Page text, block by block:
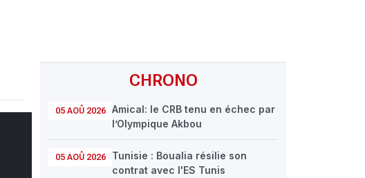
CHRONO
05 AOÛ 2026
Amical: le CRB tenu en échec par
l’Olympique Akbou
05 AOÛ 2026
Tunisie : Boualia résilie son
contrat avec l'ES Tunis